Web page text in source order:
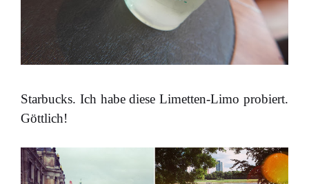
Starbucks. Ich habe diese Limetten-Limo probiert.
Göttlich!